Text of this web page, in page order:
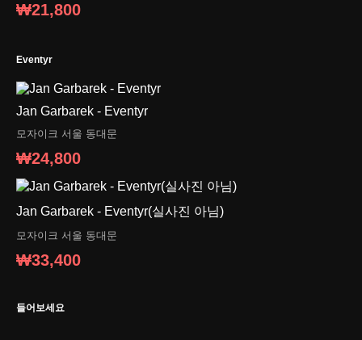
₩21,800
Eventyr
Jan Garbarek - Eventyr
모자이크 서울 동대문
₩24,800
Jan Garbarek - Eventyr(실사진 아님)
모자이크 서울 동대문
₩33,400
들어보세요